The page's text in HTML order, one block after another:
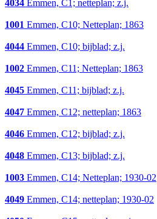
4034 Emmen, C1; netteplan; z.j.
1001 Emmen, C10; Netteplan; 1863
4044 Emmen, C10; bijblad; z.j.
1002 Emmen, C11; Netteplan; 1863
4045 Emmen, C11; bijblad; z.j.
4047 Emmen, C12; netteplan; 1863
4046 Emmen, C12; bijblad; z.j.
4048 Emmen, C13; bijblad; z.j.
1003 Emmen, C14; Netteplan; 1930-02
4049 Emmen, C14; netteplan; 1930-02